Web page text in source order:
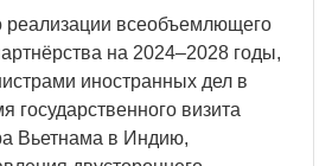
реализации всеобъемлющего
на 2024–2028 годы,
иностранных дел в
государственного визита
Вьетнама в Индию,